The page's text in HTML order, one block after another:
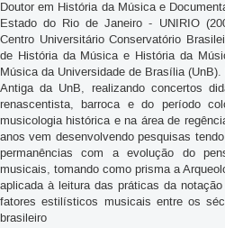
Doutor em História da Música e
Estado do Rio de Janeiro - UNIRIO
Centro Universitário Conservatório
de História da Música e História da
Música da Universidade de Brasília
Antiga da UnB, realizando concertos
renascentista, barroca e do período
musicologia histórica e na área de
anos vem desenvolvendo pesquisas
permanências com a evolução do
musicais, tomando como prisma a
aplicada à leitura das práticas da
fatores estilísticos musicais entre os
brasileiro